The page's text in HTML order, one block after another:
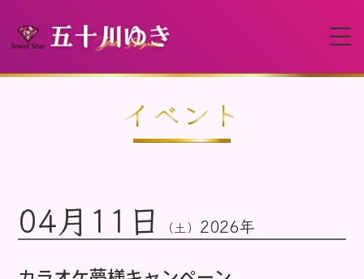
HOME
イベント
イベント
04月11日 （土） 2026年